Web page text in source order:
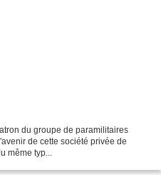
du groupe de paramilitaires
de cette société privée de
même typ...